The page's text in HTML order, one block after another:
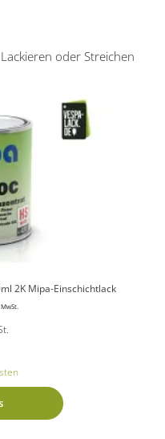
oder Streichen
2K Mipa-Einschichtlack